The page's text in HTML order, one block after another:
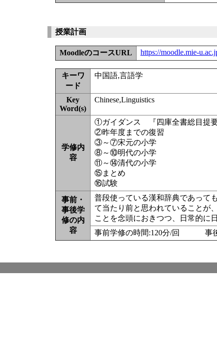
授業計画
MoodleのコースURL https://moodle.mie-
キーワ
ード
中国語,言語学
Key
Word(s)
Chinese,Linguistics
学修内
容
①ガイダンス 『四庫全書総目提
②昨年度までの復習
③～⑦宋元の小学
⑧～⑩明代の小学
⑪～⑭清代の小学
⑮まとめ
⑯試験
事前・
事後学
修の内
容
普段使っている漢和辞典であって
て当たり前と思われていることが
ことを念頭におきつつ、日常的に
事前学修の時間:120分/回 事後